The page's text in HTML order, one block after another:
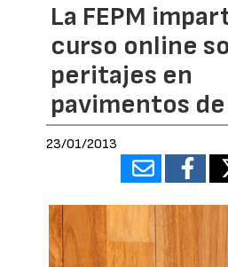
La FEPM
curso online
peritajes en
pavimentos
23/01/2013